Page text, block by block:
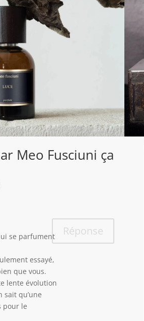
Meo Fusciuni ça
se parfument
essayé,
que vous.
lente évolution
sait qu’une
pour le
Réponse